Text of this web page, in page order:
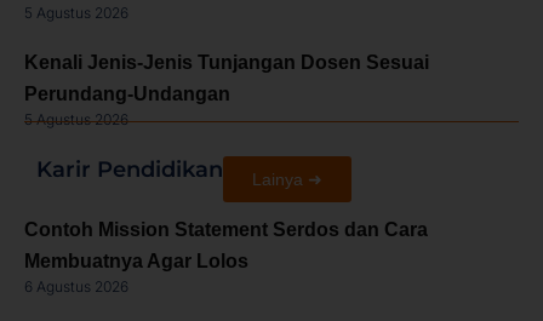
5 Agustus 2026
Kenali Jenis-Jenis Tunjangan Dosen Sesuai
Perundang-Undangan
5 Agustus 2026
Karir Pendidikan Lainya ➜
Contoh Mission Statement Serdos dan Cara
Membuatnya Agar Lolos
6 Agustus 2026